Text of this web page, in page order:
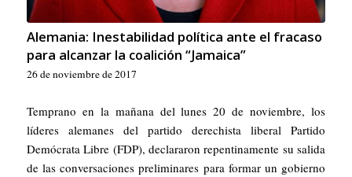
Alemania: Inestabilidad política ante el fracaso
para alcanzar la coalición “Jamaica”
26 de noviembre de 2017
Temprano en la mañana del lunes 20 de noviembre, los
líderes alemanes del partido derechista liberal Partido
Demócrata Libre (FDP), declararon repentinamente su salida
de las conversaciones preliminares para formar un gobierno